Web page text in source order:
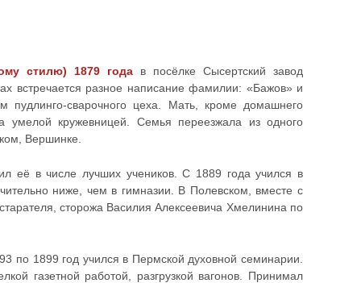
стилю) 1879 года в посёлке Сысертский завод
встречается разное написание фамилии: «Бажов» и
сварочного цеха. Мать, кроме домашнего
умелой кружевницей. Семья переезжала из одного
Вершинке.
её в числе лучших учеников. С 1889 года учился в
ниже, чем в гимназии. В Полевском, вместе с
сторожа Василия Алексеевича Хмелинина по
по 1899 год учился в Пермской духовной семинарии.
газетной работой, разгрузкой вагонов. Принимал